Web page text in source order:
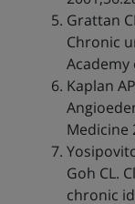
Grattan
Chronic
Academy
Kaplan
Medicine
Goh CL.
chronic